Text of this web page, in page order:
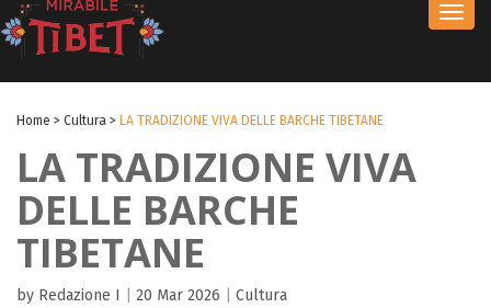
Home > Cultura > LA TRADIZIONE VIVA DELLE BARCHE TIBETANE
LA TRADIZIONE VIVA
DELLE BARCHE
TIBETANE
by Redazione I 20 Mar 2026 Cultura